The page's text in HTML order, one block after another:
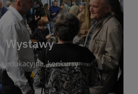
Wystawy
edukacyjne, konkursy
informacje o aktualnych
oraz archiwum wystaw z
Prezentowane prace obejmują
rękodzieło i inne formy
wystawa to wyjątkowa okazja
kulturą i sztuką w przestrzeni
zapraszamy wszystkich